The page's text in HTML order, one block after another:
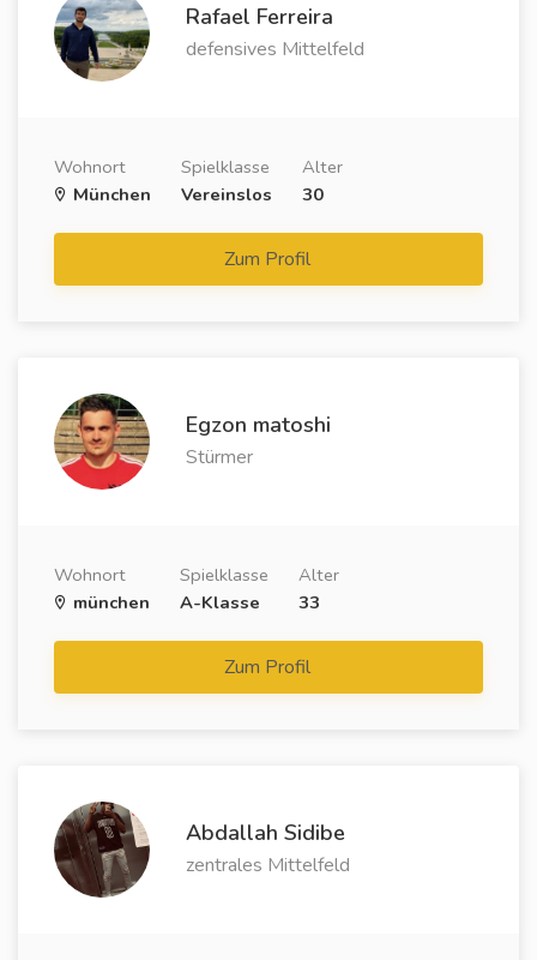
Rafael Ferreira
defensives Mittelfeld
Wohnort
München
Spielklasse
Vereinslos
Alter
30
Zum Profil
Egzon matoshi
Stürmer
Wohnort
münchen
Spielklasse
A-Klasse
Alter
33
Zum Profil
Abdallah Sidibe
zentrales Mittelfeld